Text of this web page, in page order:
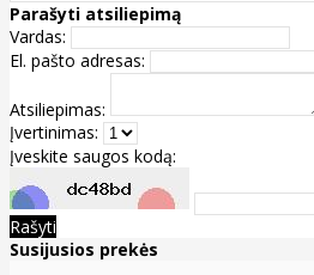
Parašyti atsiliepimą
Vardas:
El. pašto adresas:
Atsiliepimas:
Įvertinimas:
Įveskite saugos kodą:
Rašyti
Susijusios prekės